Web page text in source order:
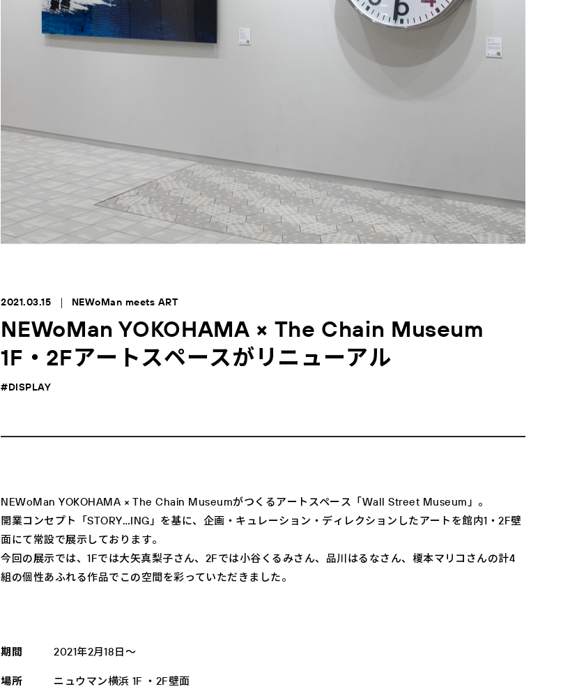
2021.03.15 NEWoMan meets ART
NEWoMan YOKOHAMA × The Chain Museum
1F・2Fアートスペースがリニューアル
#DISPLAY
NEWoMan YOKOHAMA × The Chain Museumがつくるアートスペース「Wall Street Museum」。
開業コンセプト「STORY…ING」を基に、企画・キュレーション・ディレクションしたアートを館内1・2F壁
面にて常設で展示しております。
今回の展示では、1Fでは大矢真梨子さん、2Fでは小谷くるみさん、品川はるなさん、榎本マリコさんの計4
組の個性あふれる作品でこの空間を彩っていただきました。
期間 2021年2月18日～
場所 ニュウマン横浜 1F ・2F壁面